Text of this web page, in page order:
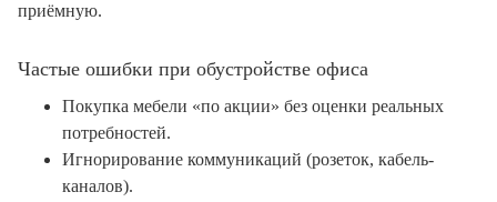
приёмную.
Частые ошибки при обустройстве офиса
Покупка мебели «по акции» без оценки реальных
потребностей.
Игнорирование коммуникаций (розеток, кабель-
каналов).